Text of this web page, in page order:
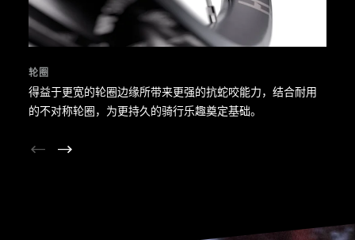
轮圈
得益于更宽的轮圈边缘所带来更强的抗蛇咬能力，结合耐用
的不对称轮圈，为更持久的骑行乐趣奠定基础。